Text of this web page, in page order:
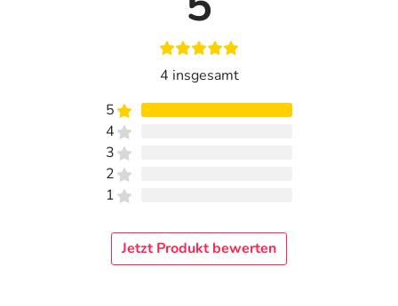
*** keine Referenzmenge vorhanden
Adresse des Lebensmittel-Unternehmens
Dr. Loges + Co. GmbH
21423 Winsen/Luhe
Informationen zu diesem Lebensmittel (wie z. B. Zutaten,
hinterlegt. (oben)
4 insgesamt
5
4
3
2
1
Jetzt Produkt bewerten